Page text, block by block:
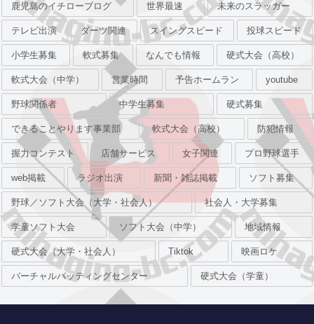
鹿児島のイチローブログ 世界最速 未来のスラッガー
テレビ出演 ダーツ関連 スイングスピード 投球スピード
小学生募集 軟式募集 なんでも情報 硬式大会（高校）
軟式大会（中学） 営業時間 予告ホームラン youtube
野球関係者 中学生募集 硬式募集
できることやります事業部 軟式大会（高校） 防犯情報
握力コンテスト 店舗サービス 女子関連 プロ野球選手
web掲載 ラジオ出演 新聞・雑誌掲載 ソフト募集
野球／ソフト大会（大学・社会人） 社会人・大学募集
学童ソフト大会 ソフト大会（中学） 地域情報
硬式大会（大学・社会人） Tiktok 映画ロケ
バーチャルバッティングセンター 硬式大会（学童）